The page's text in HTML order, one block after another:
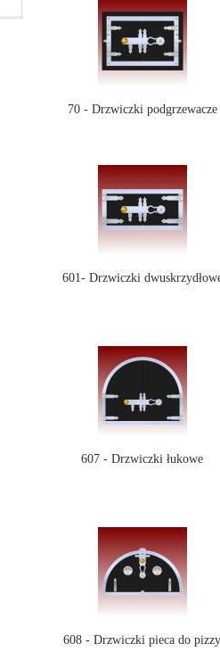
70 - Drzwiczki podgrzewacze
601- Drzwiczki
607 - Drzwiczki łukowe
608 - Drzwiczki pieca do pizzy